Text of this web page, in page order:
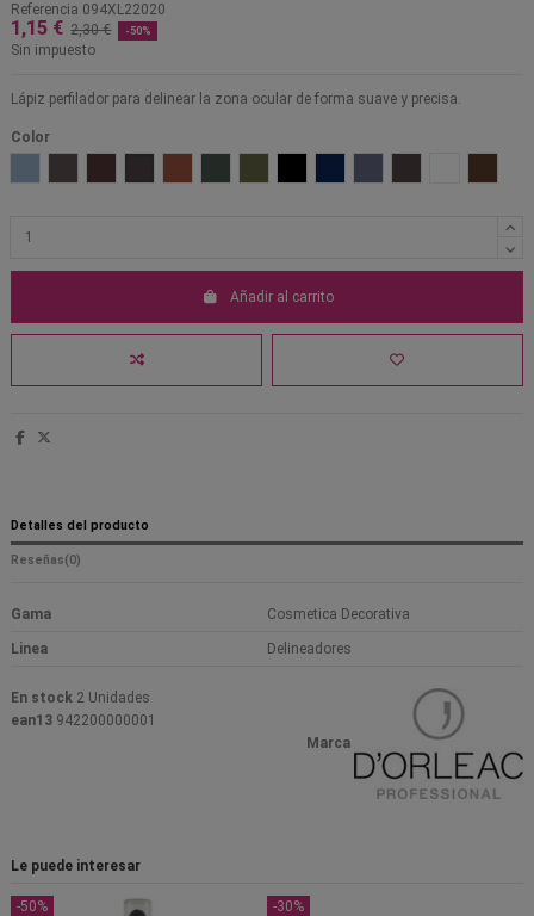
Referencia 094XL22020
1,15 € 2,30 € -50%
Sin impuesto
Lápiz perfilador para delinear la zona ocular de forma suave y precisa.
Color
Añadir al carrito
Detalles del producto
Reseñas(0)
Gama Cosmetica Decorativa
Linea Delineadores
Marca
En stock 2 Unidades
ean13 942200000001
Le puede interesar
-50% -30%